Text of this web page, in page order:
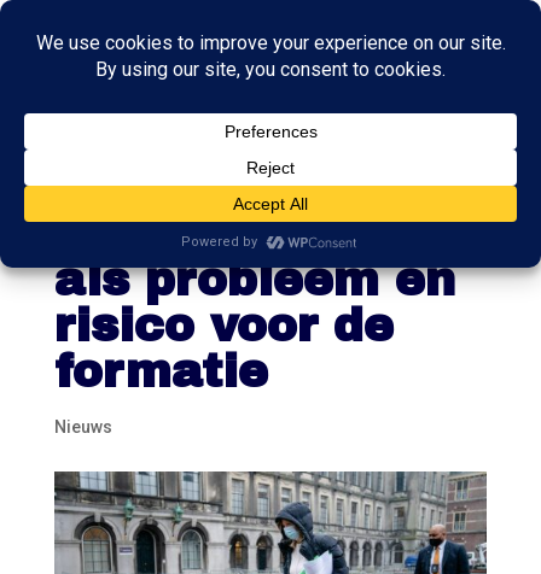
Verkenners
zagen Omtzigt
als probleem en
risico voor de
formatie
Nieuws